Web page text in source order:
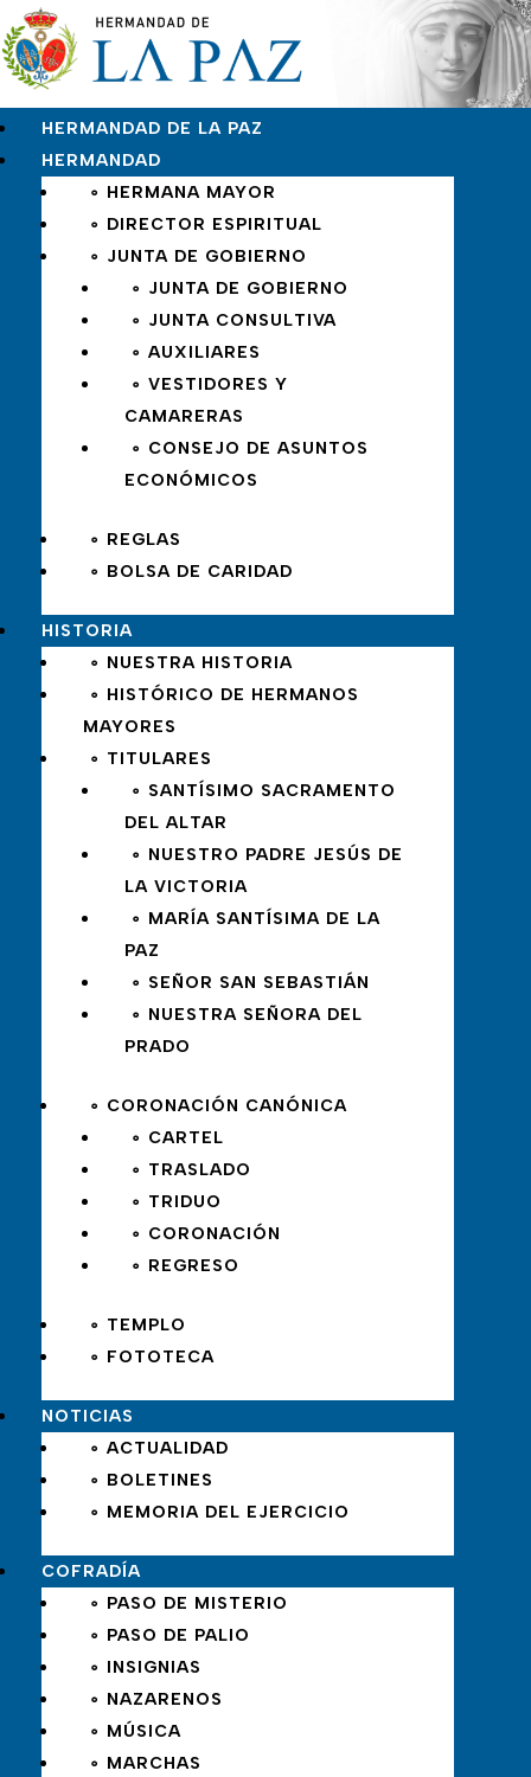
HERMANDAD DE LA PAZ
HERMANDAD
∘ HERMANA MAYOR
∘ DIRECTOR ESPIRITUAL
∘ JUNTA DE GOBIERNO
∘ JUNTA DE GOBIERNO
∘ JUNTA CONSULTIVA
∘ AUXILIARES
∘ VESTIDORES Y
CAMARERAS
∘ CONSEJO DE ASUNTOS
ECONÓMICOS
∘ REGLAS
∘ BOLSA DE CARIDAD
HISTORIA
∘ NUESTRA HISTORIA
∘ HISTÓRICO DE HERMANOS
MAYORES
∘ TITULARES
∘ SANTÍSIMO SACRAMENTO
DEL ALTAR
∘ NUESTRO PADRE JESÚS DE
LA VICTORIA
∘ MARÍA SANTÍSIMA DE LA
PAZ
∘ SEÑOR SAN SEBASTIÁN
∘ NUESTRA SEÑORA DEL
PRADO
∘ CORONACIÓN CANÓNICA
∘ CARTEL
∘ TRASLADO
∘ TRIDUO
∘ CORONACIÓN
∘ REGRESO
∘ TEMPLO
∘ FOTOTECA
NOTICIAS
∘ ACTUALIDAD
∘ BOLETINES
∘ MEMORIA DEL EJERCICIO
COFRADÍA
∘ PASO DE MISTERIO
∘ PASO DE PALIO
∘ INSIGNIAS
∘ NAZARENOS
∘ MÚSICA
∘ MARCHAS